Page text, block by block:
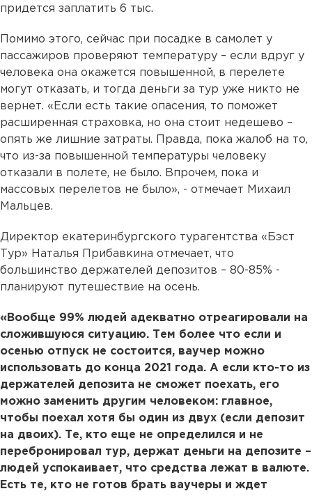
придется заплатить 6 тыс.
Помимо этого, сейчас при посадке в самолет у
пассажиров проверяют температуру – если вдруг у
человека она окажется повышенной, в перелете
могут отказать, и тогда деньги за тур уже никто не
вернет. «Если есть такие опасения, то поможет
расширенная страховка, но она стоит недешево –
опять же лишние затраты. Правда, пока жалоб на то,
что из-за повышенной температуры человеку
отказали в полете, не было. Впрочем, пока и
массовых перелетов не было», - отмечает Михаил
Мальцев.
Директор екатеринбургского турагентства «Бэст
Тур» Наталья Прибавкина отмечает, что
большинство держателей депозитов – 80-85% -
планируют путешествие на осень.
«Вообще 99% людей адекватно отреагировали на
сложившуюся ситуацию. Тем более что если и
осенью отпуск не состоится, ваучер можно
использовать до конца 2021 года. А если кто-то из
держателей депозита не сможет поехать, его
можно заменить другим человеком: главное,
чтобы поехал хотя бы один из двух (если депозит
на двоих). Те, кто еще не определился и не
перебронировал тур, держат деньги на депозите –
людей успокаивает, что средства лежат в валюте.
Есть те, кто не готов брать ваучеры и ждет